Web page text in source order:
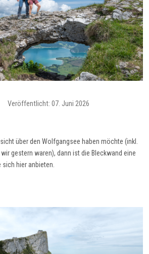
Veröffentlicht: 07. Juni 2026
über den Wolfgangsee haben möchte (inkl.
gestern waren), dann ist die Bleckwand eine
hier anbieten.